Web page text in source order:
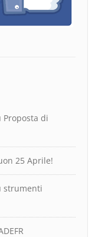
Proposta di
25 Aprile!
strumenti